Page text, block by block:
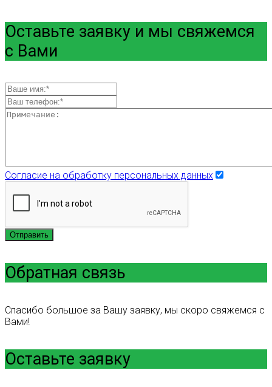
Оставьте заявку и мы свяжемся
с Вами
Согласие на обработку персональных данных
Отправить
Обратная связь
Спасибо большое за Вашу заявку, мы скоро свяжемся с
Вами!
Оставьте заявку